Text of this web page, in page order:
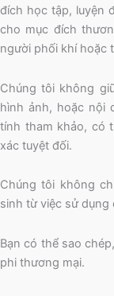
đích học tập, luyện
cho mục đích
người phối khí hoặc
Chúng tôi không
hình ảnh, hoặc nội
tính tham khảo, có
xác tuyệt đối.
Chúng tôi không
sinh từ việc sử
Bạn có thể sao
phi thương mại.